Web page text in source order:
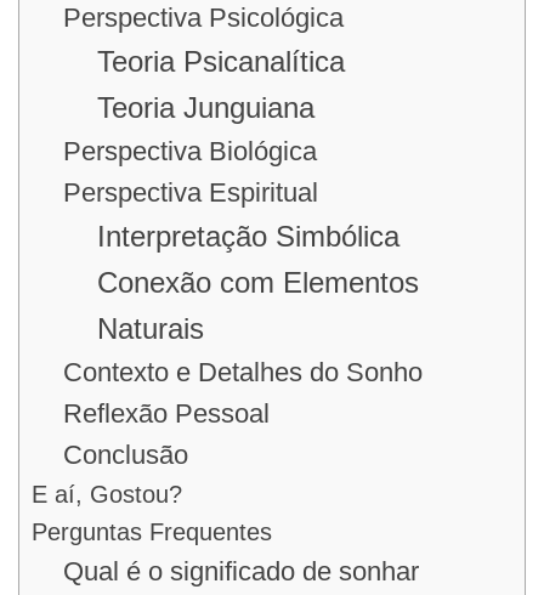
Perspectiva Psicológica
Teoria Psicanalítica
Teoria Junguiana
Perspectiva Biológica
Perspectiva Espiritual
Interpretação Simbólica
Conexão com Elementos
Naturais
Contexto e Detalhes do Sonho
Reflexão Pessoal
Conclusão
E aí, Gostou?
Perguntas Frequentes
Qual é o significado de sonhar